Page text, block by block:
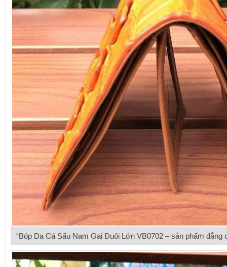
“Bóp Da Cá Sấu Nam Gai Đuôi Lớn VB0702 – sản phẩm đẳng